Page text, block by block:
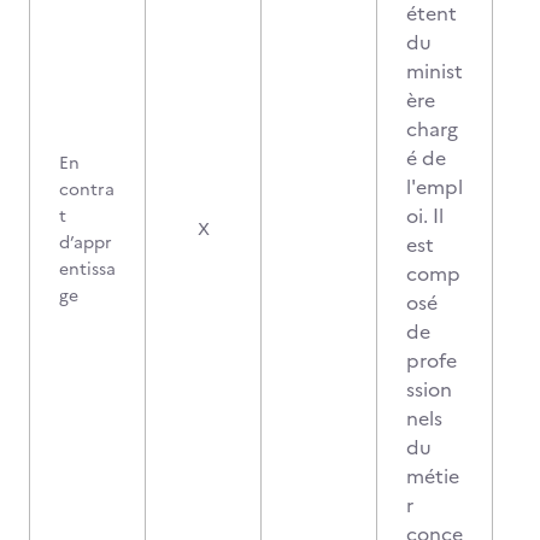
En
contra
t
d’appr
entissa
ge
X
étent
du
minist
ère
charg
é de
l'empl
oi. Il
est
comp
osé
de
profe
ssion
nels
du
métie
r
conce